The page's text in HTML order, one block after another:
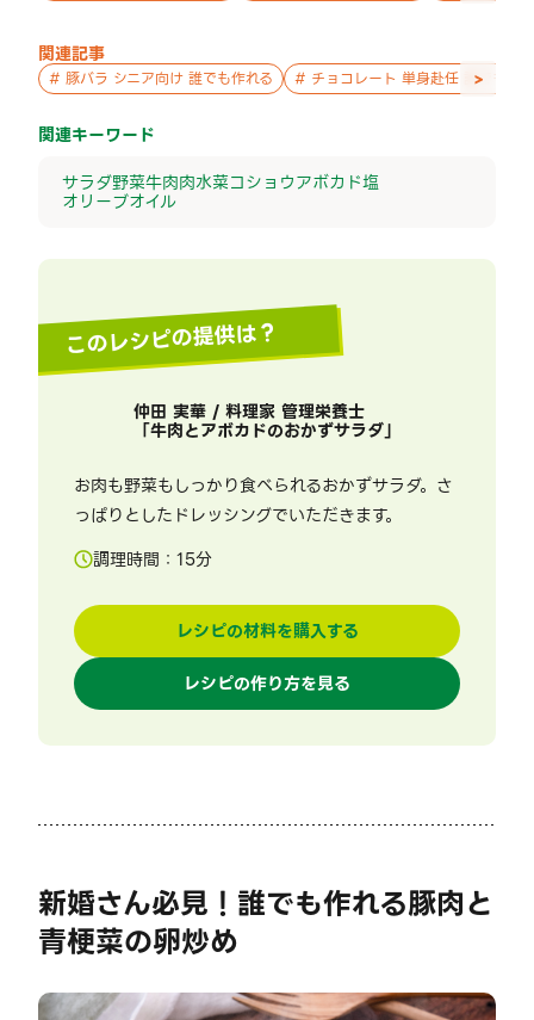
関連記事
# 豚バラ シニア向け 誰でも作れる # チョコレート 単身赴任 誰でも作
>
関連キーワード
サラダ野菜牛肉肉水菜コショウアボカド塩
オリーブオイル
このレシピの提供は？
仲田 実華 / 料理家 管理栄養士
「牛肉とアボカドのおかずサラダ」
お肉も野菜もしっかり食べられるおかずサラダ。さ
っぱりとしたドレッシングでいただきます。
調理時間： 15分
レシピの材料を購入する
レシピの作り方を見る
新婚さん必見！誰でも作れる豚肉と
青梗菜の卵炒め